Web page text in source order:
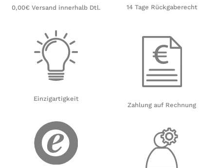
0,00€ Versand innerhalb Dtl.
Einzigartigkeit
14 Tage Rückgaberecht
Zahlung auf Rechnung